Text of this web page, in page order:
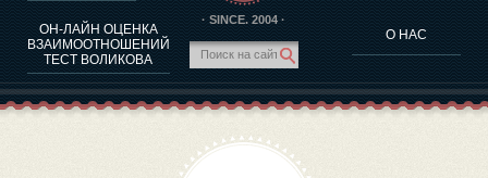
ОН-ЛАЙН ОЦЕНКА
ВЗАИМООТНОШЕНИЙ
ТЕСТ ВОЛИКОВА
· SINCE. 2004 ·
О НАС
О ПРОГРАММЕ
ТЕСТ НА СОВМЕСТИМОСТЬ ВОЛИКОВА
ПРОГНОЗЫ И АНАЛИТИКА